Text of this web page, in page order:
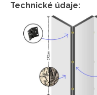
Technické údaje: